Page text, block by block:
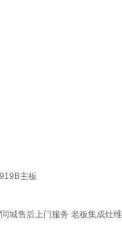
主板
城售后上门服务 老板集成灶